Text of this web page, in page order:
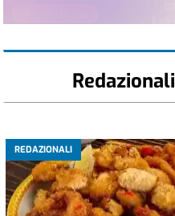
Redazionali
REDAZIONALI